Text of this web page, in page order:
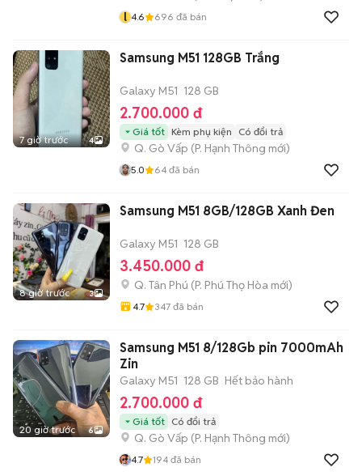
l 4.6 696 đã bán
7 giờ trước 4
Samsung M51 128GB Trắng
Galaxy M51 128 GB
2.700.000 đ
Giá tốt Kèm phụ kiện Có đổi trả
Q. Gò Vấp (P. Hạnh Thông mới)
5.0 64 đã bán
8 giờ trước 3
Samsung M51 8GB/128GB Xanh Đen
Galaxy M51 128 GB
3.450.000 đ
Q. Tân Phú (P. Phú Thọ Hòa mới)
4.7 347 đã bán
20 giờ trước 6
Samsung M51 8/128Gb pin 7000mAh
Zin
Galaxy M51 128 GB Hết bảo hành
2.700.000 đ
Giá tốt Có đổi trả
Q. Gò Vấp (P. Hạnh Thông mới)
4.7 194 đã bán